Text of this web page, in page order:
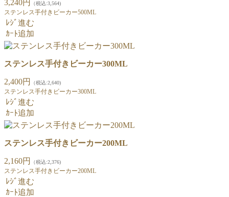
3,240円 （税込:3,564)
ステンレス手付きビーカー500ML
ﾚｼﾞ進む
ｶｰﾄ追加
ステンレス手付きビーカー300ML
2,400円 （税込:2,640)
ステンレス手付きビーカー300ML
ﾚｼﾞ進む
ｶｰﾄ追加
ステンレス手付きビーカー200ML
2,160円 （税込:2,376)
ステンレス手付きビーカー200ML
ﾚｼﾞ進む
ｶｰﾄ追加